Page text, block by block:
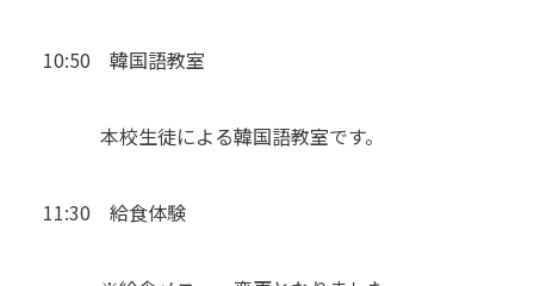
10:50 韓国語教室
本校生徒による韓国語教室です。
11:30 給食体験